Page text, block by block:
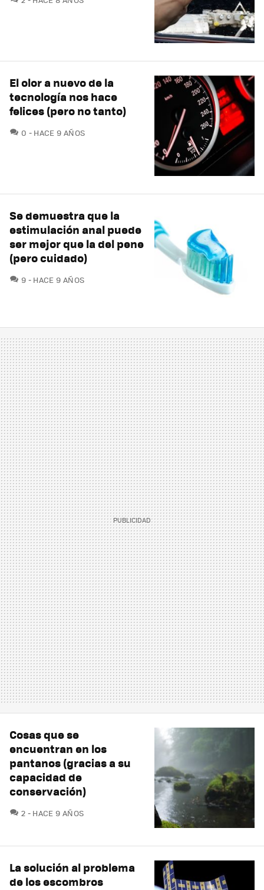
El olor a nuevo de la
tecnología nos hace
felices (pero no tanto)
0 COMENTARIOS
HACE 9 AÑOS
Se demuestra que la
estimulación anal puede
ser mejor que la del pene
(pero cuidado)
9 COMENTARIOS
HACE 9 AÑOS
Cosas que se
encuentran en los
pantanos (gracias a su
capacidad de
conservación)
2 COMENTARIOS
HACE 9 AÑOS
La solución al problema
de los escombros